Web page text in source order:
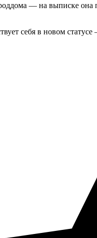
— на выписке
себя в новом